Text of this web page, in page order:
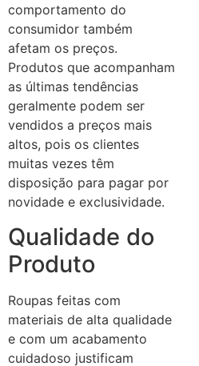
comportamento do
consumidor também
afetam os preços.
Produtos que acompanham
as últimas tendências
geralmente podem ser
vendidos a preços mais
altos, pois os clientes
muitas vezes têm
disposição para pagar por
novidade e exclusividade.
Qualidade do
Produto
Roupas feitas com
materiais de alta qualidade
e com um acabamento
cuidadoso justificam